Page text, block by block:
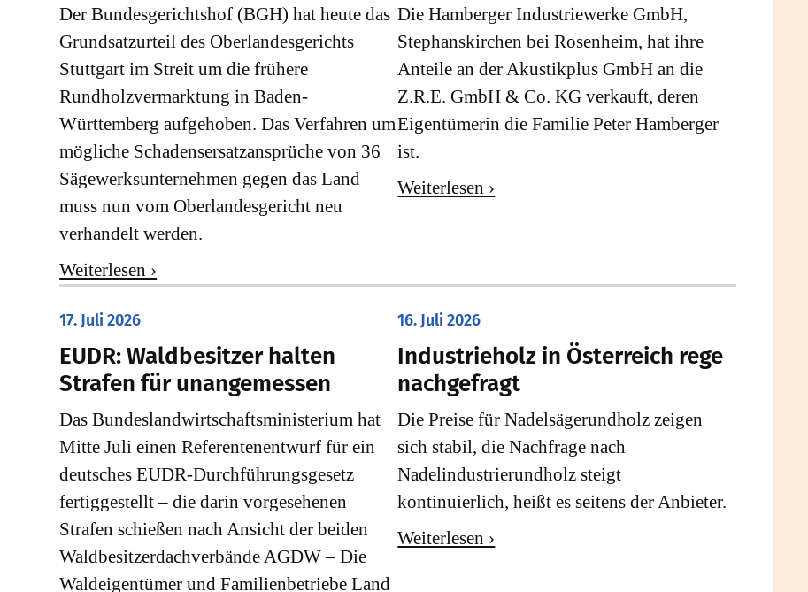
Der Bundesgerichtshof (BGH) hat heute das
Grundsatzurteil des Oberlandesgerichts
Stuttgart im Streit um die frühere
Rundholzvermarktung in Baden-
Württemberg aufgehoben. Das Verfahren um
mögliche Schadensersatzansprüche von 36
Sägewerksunternehmen gegen das Land
muss nun vom Oberlandesgericht neu
verhandelt werden.
Weiterlesen ›
Die Hamberger Industriewerke GmbH,
Stephanskirchen bei Rosenheim, hat ihre
Anteile an der Akustikplus GmbH an die
Z.R.E. GmbH & Co. KG verkauft, deren
Eigentümerin die Familie Peter Hamberger
ist.
Weiterlesen ›
17. Juli 2026
EUDR: Waldbesitzer halten
Strafen für unangemessen
Das Bundeslandwirtschaftsministerium hat
Mitte Juli einen Referentenentwurf für ein
deutsches EUDR-Durchführungsgesetz
fertiggestellt – die darin vorgesehenen
Strafen schießen nach Ansicht der beiden
Waldbesitzerdachverbände AGDW – Die
Waldeigentümer und Familienbetriebe Land
16. Juli 2026
Industrieholz in Österreich rege
nachgefragt
Die Preise für Nadelsägerundholz zeigen
sich stabil, die Nachfrage nach
Nadelindustrierundholz steigt
kontinuierlich, heißt es seitens der Anbieter.
Weiterlesen ›